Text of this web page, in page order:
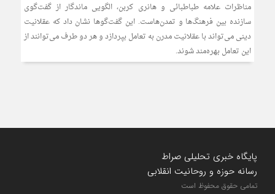
مناظرات علامه طباطبائی و هانری کربن، الگویی ماندگار از گفت‌گوی
سازنده بین فرهنگ‌ها و تمدن‌هاست. این گفت‌گوها نشان داد که عقلانیت
دینی می‌تواند با عقلانیت مدرن به تعامل بپردازد و هر دو طرف می‌توانند از
این تعامل بهره‌مند شوند.
پایگاه خبری تحلیلی صراط
رسانه حوزه و روحانیت انقلابی
تمامی حقوق محفوظ است